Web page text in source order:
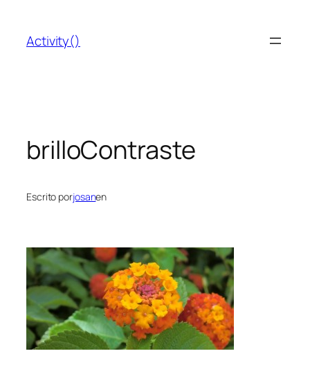
contenido
Activity()
brilloContraste
Escrito porjosanen